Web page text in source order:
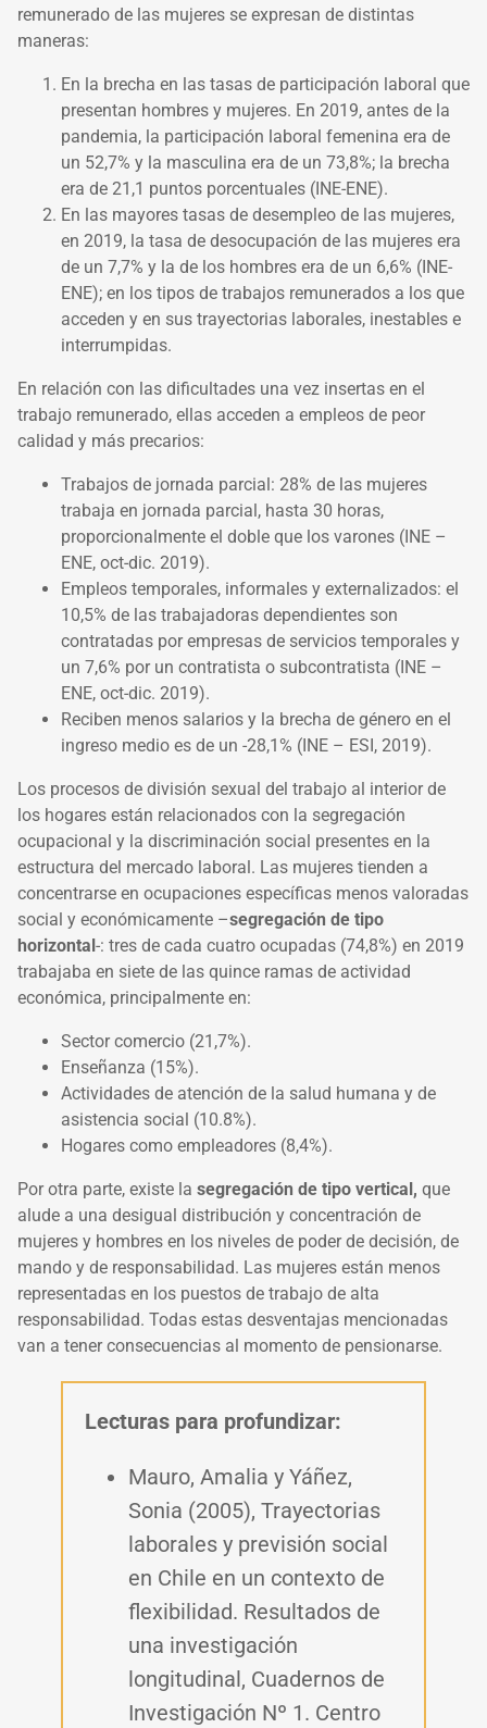
remunerado de las mujeres se expresan de distintas
maneras:
En la brecha en las tasas de participación laboral que
presentan hombres y mujeres. En 2019, antes de la
pandemia, la participación laboral femenina era de
un 52,7% y la masculina era de un 73,8%; la brecha
era de 21,1 puntos porcentuales (INE-ENE).
En las mayores tasas de desempleo de las mujeres,
en 2019, la tasa de desocupación de las mujeres era
de un 7,7% y la de los hombres era de un 6,6% (INE-
ENE); en los tipos de trabajos remunerados a los que
acceden y en sus trayectorias laborales, inestables e
interrumpidas.
En relación con las dificultades una vez insertas en el
trabajo remunerado, ellas acceden a empleos de peor
calidad y más precarios:
Trabajos de jornada parcial: 28% de las mujeres
trabaja en jornada parcial, hasta 30 horas,
proporcionalmente el doble que los varones (INE –
ENE, oct-dic. 2019).
Empleos temporales, informales y externalizados: el
10,5% de las trabajadoras dependientes son
contratadas por empresas de servicios temporales y
un 7,6% por un contratista o subcontratista (INE –
ENE, oct-dic. 2019).
Reciben menos salarios y la brecha de género en el
ingreso medio es de un -28,1% (INE – ESI, 2019).
Los procesos de división sexual del trabajo al interior de
los hogares están relacionados con la segregación
ocupacional y la discriminación social presentes en la
estructura del mercado laboral. Las mujeres tienden a
concentrarse en ocupaciones específicas menos valoradas
social y económicamente –segregación de tipo
horizontal -: tres de cada cuatro ocupadas (74,8%) en 2019
trabajaba en siete de las quince ramas de actividad
económica, principalmente en:
Sector comercio (21,7%).
Enseñanza (15%).
Actividades de atención de la salud humana y de
asistencia social (10.8%).
Hogares como empleadores (8,4%).
Por otra parte, existe la segregación de tipo vertical, que
alude a una desigual distribución y concentración de
mujeres y hombres en los niveles de poder de decisión, de
mando y de responsabilidad. Las mujeres están menos
representadas en los puestos de trabajo de alta
responsabilidad. Todas estas desventajas mencionadas
van a tener consecuencias al momento de pensionarse.
Lecturas para profundizar:
Mauro, Amalia y Yáñez,
Sonia (2005), Trayectorias
laborales y previsión social
en Chile en un contexto de
flexibilidad. Resultados de
una investigación
longitudinal, Cuadernos de
Investigación Nº 1. Centro